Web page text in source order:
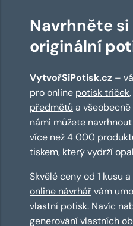
Navrhněte si
originální
VytvořSiPotisk.cz –
pro online potisk triček,
předmětů a
námi můžete
více než 4 000
tiskem, který vydrží
Skvělé ceny od 1 kusu
online návrhářvám
vlastní potisk. Navíc
generování vlastních